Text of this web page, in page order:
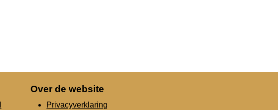
Over de website
Privacyverklaring